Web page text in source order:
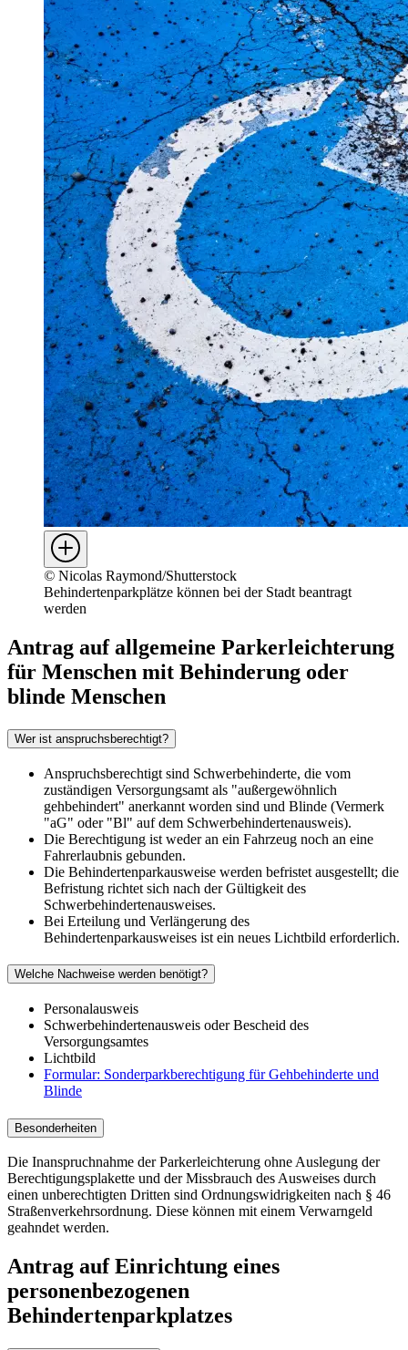
© Nicolas Raymond/Shutterstock
Behindertenparkplätze können bei der Stadt beantragt
werden
Antrag auf allgemeine Parkerleichterung
für Menschen mit Behinderung oder
blinde Menschen
Wer ist anspruchsberechtigt?
Anspruchsberechtigt sind Schwerbehinderte, die vom
zuständigen Versorgungsamt als "außergewöhnlich
gehbehindert" anerkannt worden sind und Blinde (Vermerk
"aG" oder "Bl" auf dem Schwerbehindertenausweis).
Die Berechtigung ist weder an ein Fahrzeug noch an eine
Fahrerlaubnis gebunden.
Die Behindertenparkausweise werden befristet ausgestellt; die
Befristung richtet sich nach der Gültigkeit des
Schwerbehindertenausweises.
Bei Erteilung und Verlängerung des
Behindertenparkausweises ist ein neues Lichtbild erforderlich.
Welche Nachweise werden benötigt?
Personalausweis
Schwerbehindertenausweis oder Bescheid des
Versorgungsamtes
Lichtbild
Formular: Sonderparkberechtigung für Gehbehinderte und
Blinde
Besonderheiten
Die Inanspruchnahme der Parkerleichterung ohne Auslegung der
Berechtigungsplakette und der Missbrauch des Ausweises durch
einen unberechtigten Dritten sind Ordnungswidrigkeiten nach § 46
Straßenverkehrsordnung. Diese können mit einem Verwarngeld
geahndet werden.
Antrag auf Einrichtung eines
personenbezogenen
Behindertenparkplatzes